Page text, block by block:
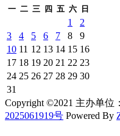
一 二 三 四 五 六 日
1
2
3
4 5 6 7 8
9
10 11 12 13 14 15 16
17 18 19 20 21 22 23
24 25 26 27 28 29 30
31
Copyright ©2021 主办单位
2025061919号 Powered By